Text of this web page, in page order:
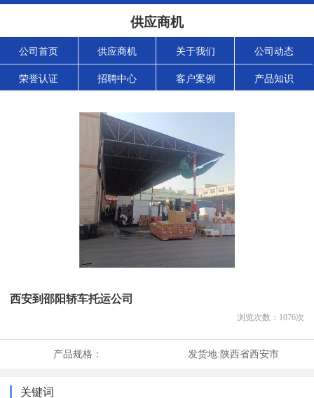
供应商机
公司首页 供应商机 关于我们 公司动态
荣誉认证 招聘中心 客户案例 产品知识
西安到邵阳轿车托运公司
浏览次数： 1076次
产品规格： 发货地:陕西省西安市
关键词